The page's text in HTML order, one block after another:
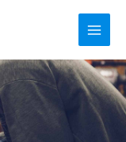
Main